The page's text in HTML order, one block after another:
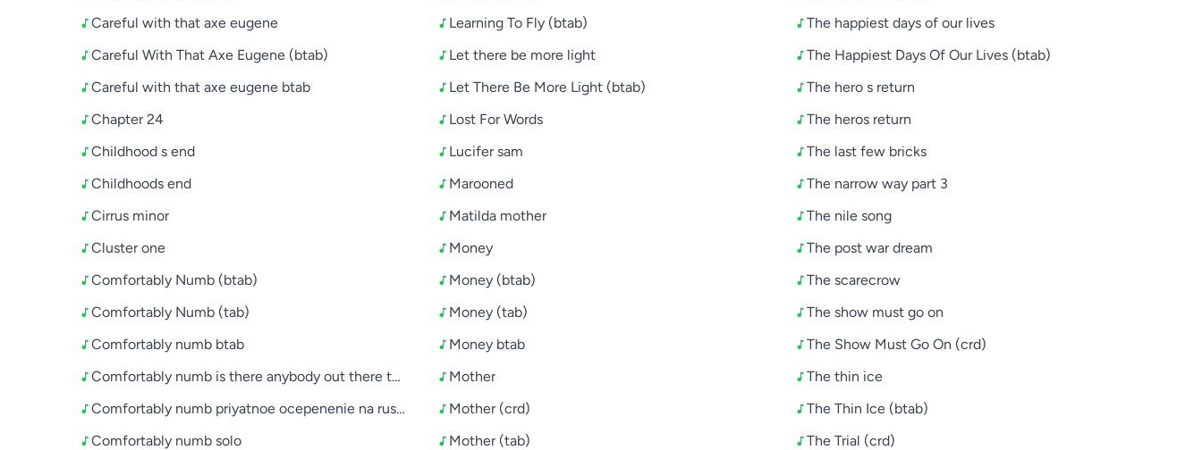
Careful with that axe eugene
Careful With That Axe Eugene (btab)
Careful with that axe eugene btab
Chapter 24
Childhood s end
Childhoods end
Cirrus minor
Cluster one
Comfortably Numb (btab)
Comfortably Numb (tab)
Comfortably numb btab
Comfortably numb is there anybody out there tour 198081 second solo extended version live
Comfortably numb priyatnoe ocepenenie na russkom
Comfortably numb solo
Learning To Fly (btab)
Let there be more light
Let There Be More Light (btab)
Lost For Words
Lucifer sam
Marooned
Matilda mother
Money
Money (btab)
Money (tab)
Money btab
Mother
Mother (crd)
Mother (tab)
The happiest days of our lives
The Happiest Days Of Our Lives (btab)
The hero s return
The heros return
The last few bricks
The narrow way part 3
The nile song
The post war dream
The scarecrow
The show must go on
The Show Must Go On (crd)
The thin ice
The Thin Ice (btab)
The Trial (crd)